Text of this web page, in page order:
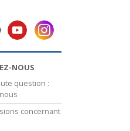
NOUS
question :
concernant